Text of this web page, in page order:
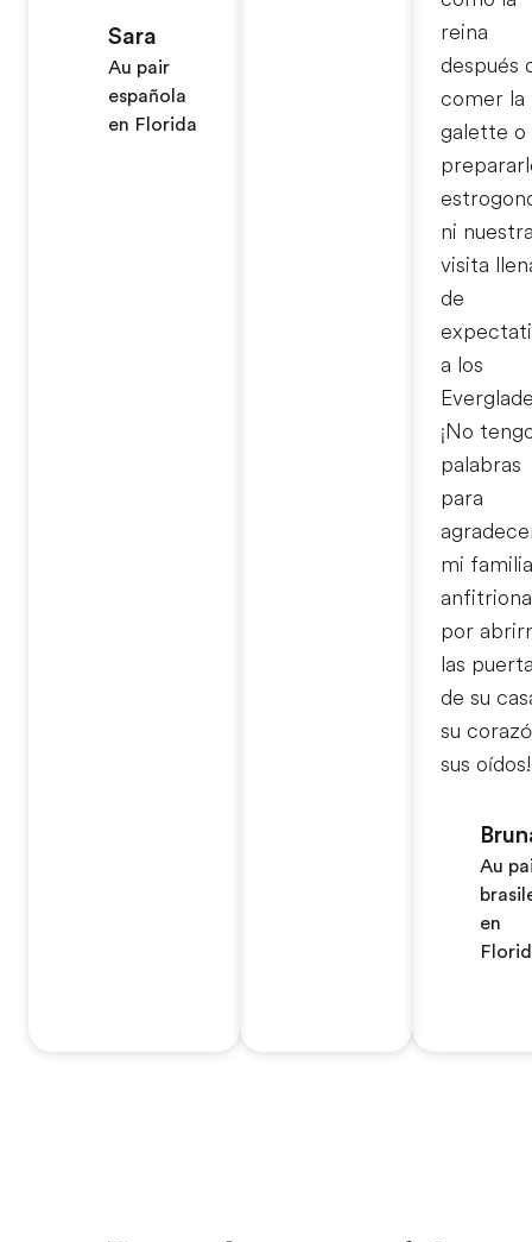
Sara
Au pair
española
en Florida
reina
después
comer la
galette o
ni
visita
de
a los
¡No
palabras
para
mi familia
anfitriona
por
las
de su
su
sus
Au
en